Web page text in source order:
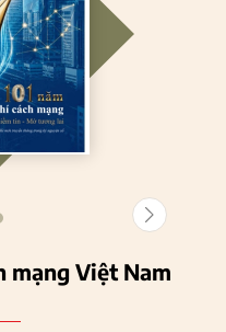
mạng Việt Nam